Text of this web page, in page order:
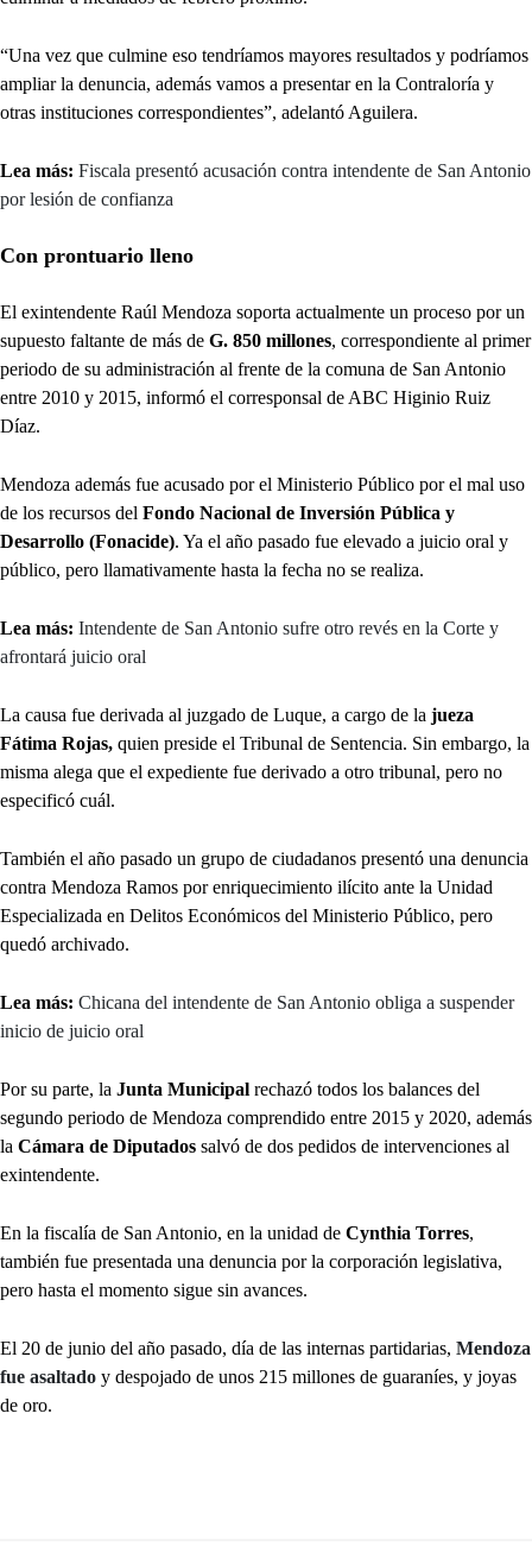
“Una vez que culmine eso tendríamos mayores resultados y podríamos
ampliar la denuncia, además vamos a presentar en la Contraloría y
otras instituciones correspondientes”, adelantó Aguilera.
Lea más: Fiscala presentó acusación contra intendente de San Antonio
por lesión de confianza
Con prontuario lleno
El exintendente Raúl Mendoza soporta actualmente un proceso por un
supuesto faltante de más de G. 850 millones, correspondiente al primer
periodo de su administración al frente de la comuna de San Antonio
entre 2010 y 2015, informó el corresponsal de ABC Higinio Ruiz
Díaz.
Mendoza además fue acusado por el Ministerio Público por el mal uso
de los recursos del Fondo Nacional de Inversión Pública y
Desarrollo (Fonacide). Ya el año pasado fue elevado a juicio oral y
público, pero llamativamente hasta la fecha no se realiza.
Lea más: Intendente de San Antonio sufre otro revés en la Corte y
afrontará juicio oral
La causa fue derivada al juzgado de Luque, a cargo de la jueza
Fátima Rojas, quien preside el Tribunal de Sentencia. Sin embargo, la
misma alega que el expediente fue derivado a otro tribunal, pero no
especificó cuál.
También el año pasado un grupo de ciudadanos presentó una denuncia
contra Mendoza Ramos por enriquecimiento ilícito ante la Unidad
Especializada en Delitos Económicos del Ministerio Público, pero
quedó archivado.
Lea más: Chicana del intendente de San Antonio obliga a suspender
inicio de juicio oral
Por su parte, la Junta Municipal rechazó todos los balances del
segundo periodo de Mendoza comprendido entre 2015 y 2020, además
la Cámara de Diputados salvó de dos pedidos de intervenciones al
exintendente.
En la fiscalía de San Antonio, en la unidad de Cynthia Torres,
también fue presentada una denuncia por la corporación legislativa,
pero hasta el momento sigue sin avances.
El 20 de junio del año pasado, día de las internas partidarias, Mendoza
fue asaltado y despojado de unos 215 millones de guaraníes, y joyas
de oro.